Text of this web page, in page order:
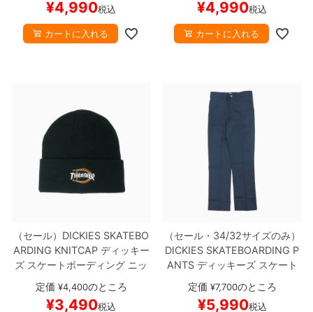
スケボー
¥4,990税込
カートに入れる
スケボー
¥4,990税込
カートに入れる
（セール） DICKIES SKATEBO
ARDING KNITCAPディッキー
ズ スケートボーディング ニッ
トキャップ
HER BEANIE BLACK スケート
ボード スケボー
定価 ¥4,400のところ
¥3,490税込
（セール・34/32サイズのみ）
DICKIES SKATEBOARDING P
ANTSディッキーズ スケート
ボーディング
SLIM FIT FLEX PANTS DARK
スケートボード スケボ
定価 ¥7,700のところ
¥5,990税込